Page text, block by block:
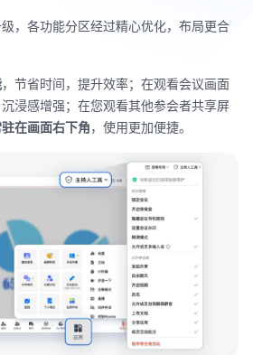
，各功能分区经过精心优化，布局更合
，节省时间，提升效率；在观看会议画面
沉浸感增强；在您观看其他参会者共享屏
在画面右下角，使用更加便捷。